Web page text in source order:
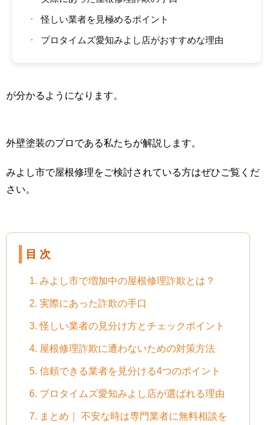
・ 怪しい業者を見極めるポイント
・ プロタイムズ愛知みよし店がおすすめな理由
が分かるようになります。
外壁塗装のプロである私たちが解説します。
みよし市で屋根修理をご検討されている方はぜひご覧くだ
さい。
目 次
1. みよし市で増加中の屋根修理詐欺とは？
2. 実際にあった詐欺の手口
3. 怪しい業者の見分け方とチェックポイント
4. 屋根修理詐欺に遭わないための対策方法
5. 信頼できる業者を見分ける4つのポイント
6. プロタイムズ愛知みよし店が選ばれる理由
7. まとめ｜ 不安な時は専門業者に無料相談を